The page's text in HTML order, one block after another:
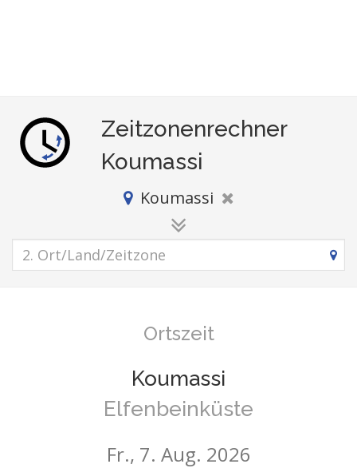
Zeitzonenrechner
Koumassi
Koumassi
Ortszeit
Koumassi
Elfenbeinküste
Fr., 7. Aug. 2026